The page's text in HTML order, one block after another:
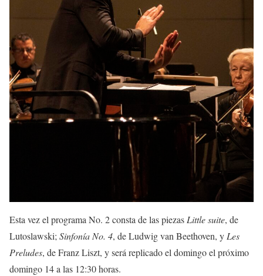
Esta vez el programa No. 2 consta de las piezasLittle suite, de
Lutoslawski;Sinfonía No. 4, de Ludwig van Beethoven, yLes
Preludes, de Franz Liszt, y será replicado el domingo el próximo
domingo 14 a las 12:30 horas.